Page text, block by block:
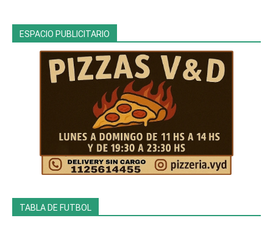
ESPACIO PUBLICITARIO
TABLA DE FUTBOL